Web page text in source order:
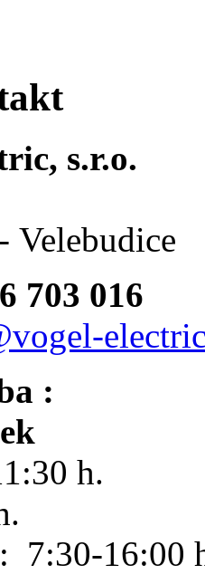
s.r.o.
Velebudice
703 016
:
h.
7:30-16:00